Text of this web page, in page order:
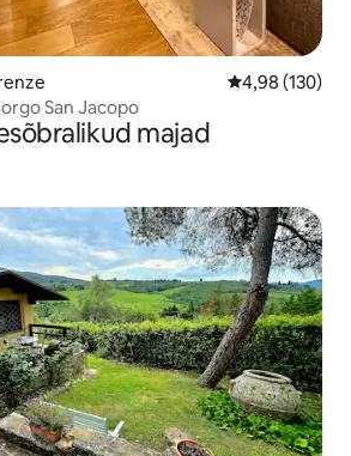
Keskmine
4,98 (130)
San Jacopo
majad